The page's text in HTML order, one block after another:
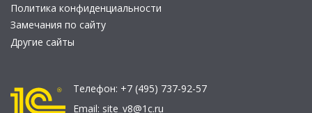
Политика конфиденциальности
Замечания по сайту
Другие сайты
Телефон: +7 (495) 737-92-57
Email: site_v8@1c.ru